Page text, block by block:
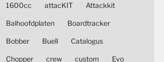
1600cc attacKIT Attackkit
Balhoofdplaten Boardtracker
Bobber Buell Catalogus
Chopper crew custom Evo